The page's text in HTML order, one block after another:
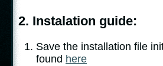
2. Instalation guide:
Save the installation file
found here